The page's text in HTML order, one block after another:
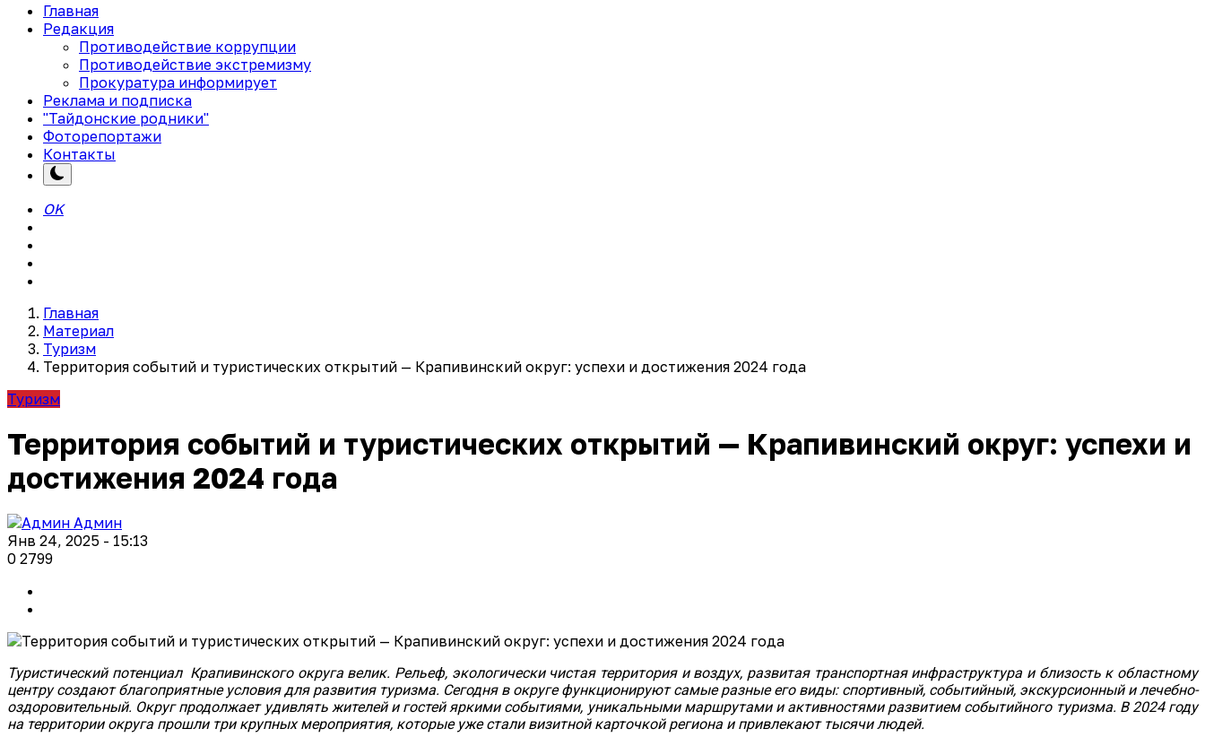
Главная
Редакция
Противодействие коррупции
Противодействие экстремизму
Прокуратура информирует
Реклама и подписка
"Тайдонские родники"
Фоторепортажи
Контакты
OK
Главная
Материал
Туризм
Территория событий и туристических открытий — Крапивинский округ: успехи и достижения 2024 года
Туризм
Территория событий и туристических открытий — Крапивинский округ: успехи и
достижения 2024 года
Админ
Янв 24, 2025 - 15:13
0 2799
Туристический потенциал Крапивинского округа велик. Рельеф, экологически чистая территория и воздух, развитая транспортная инфраструктура и близость к областному
центру создают благоприятные условия для развития туризма. Сегодня в округе функционируют самые разные его виды: спортивный, событийный, экскурсионный и лечебно-
оздоровительный. Округ продолжает удивлять жителей и гостей яркими событиями, уникальными маршрутами и активностями развитием событийного туризма. В 2024 году
на территории округа прошли три крупных мероприятия, которые уже стали визитной карточкой региона и привлекают тысячи людей.